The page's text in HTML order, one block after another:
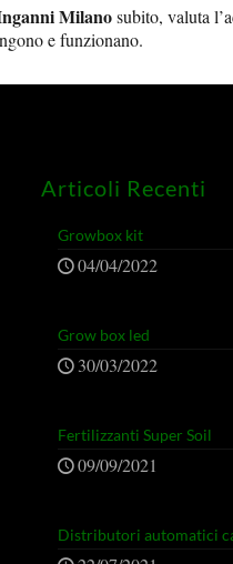
Milanosubito, valuta
e funzionano.
Articoli Recenti
Growbox kit
04/04/2022
Grow box led
30/03/2022
Fertilizzanti Super Soil
09/09/2021
Distributori automatici